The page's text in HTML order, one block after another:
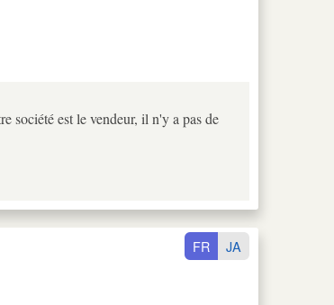
société est le vendeur, il n'y a pas de
FR JA